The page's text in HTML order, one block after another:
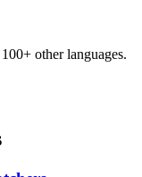
other languages.